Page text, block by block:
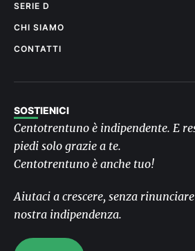
SERIE D
CHI SIAMO
CONTATTI
SOSTIENICI
Centotrentuno è indipendente. E
piedi solo grazie a te.
Centotrentuno è anche tuo!
Aiutaci a crescere, senza
nostra indipendenza.